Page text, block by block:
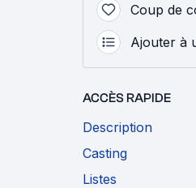
Coup de
Ajouter à
ACCÈS RAPIDE
Description
Casting
Listes